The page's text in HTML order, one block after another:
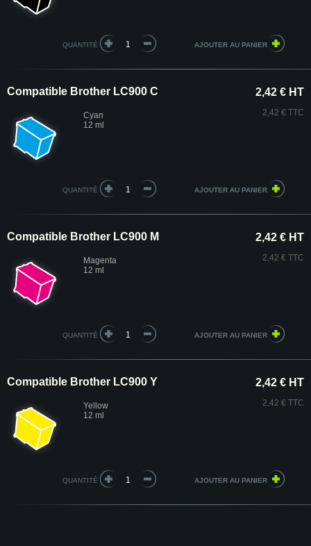
QUANTITÉ
Compatible Brother LC900 C
Cyan
12 ml
2,42 € HT
2,42 € TTC
QUANTITÉ
Compatible Brother LC900 M
Magenta
12 ml
2,42 € HT
2,42 € TTC
QUANTITÉ
Compatible Brother LC900 Y
Yellow
12 ml
2,42 € HT
2,42 € TTC
QUANTITÉ